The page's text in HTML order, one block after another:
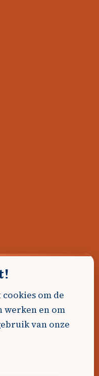
ons!
om de
werken en om
van onze